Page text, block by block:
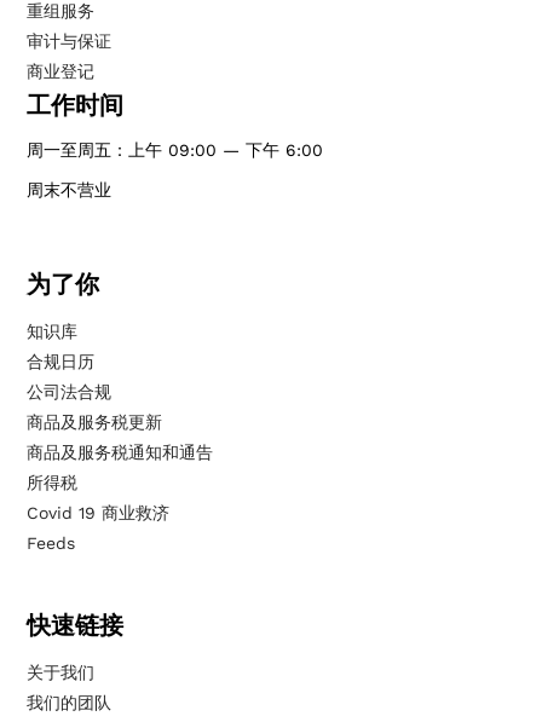
重组服务
审计与保证
商业登记
工作时间
周一至周五：上午 09:00 — 下午 6:00
周末不营业
为了你
知识库
合规日历
公司法合规
商品及服务税更新
商品及服务税通知和通告
所得税
Covid 19 商业救济
Feeds
快速链接
关于我们
我们的团队